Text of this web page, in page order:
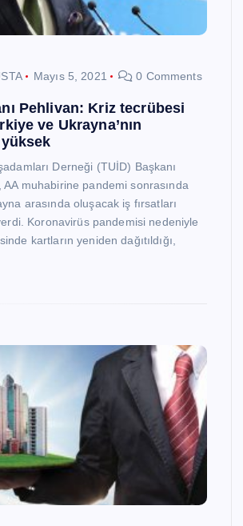
Mayıs 5, 2021 0 Comments
Pehlivan: Kriz tecrübesi
ve Ukrayna’nın
Derneği (TUİD) Başkanı
AA muhabirine pandemi sonrasında
arasında oluşacak iş fırsatları
Koronavirüs pandemisi nedeniyle
kartların yeniden dağıtıldığı,